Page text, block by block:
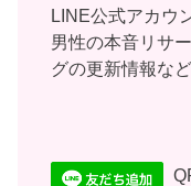
LINE公式アカウ
男性の本音リサ
グの更新情報な